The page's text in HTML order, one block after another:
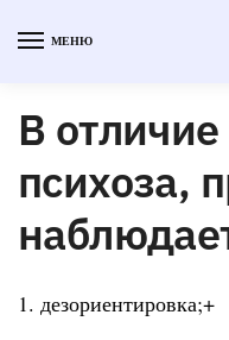
МЕНЮ
В отличие
психоза,
1. дезориентировка;+